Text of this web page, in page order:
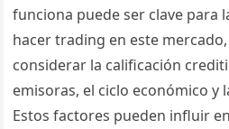
funciona puede ser clave para
hacer trading en este
considerar la calificación
emisoras, el ciclo económico y
Estos factores pueden influir